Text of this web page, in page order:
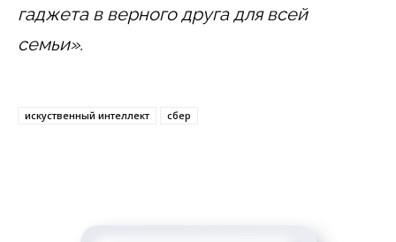
гаджета в верного друга для всей
семьи».
искуственный интеллект сбер